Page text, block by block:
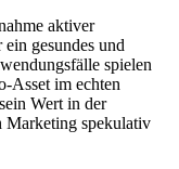
aktiver
gesundes und
spielen
Asset im echten
Wert in der
Marketing spekulativ